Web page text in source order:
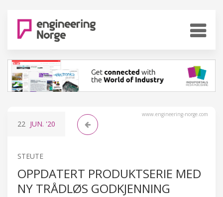
www.engineering-norge.com
22 JUN. '20
STEUTE
OPPDATERT PRODUKTSERIE MED
NY TRÅDLØS GODKJENNING